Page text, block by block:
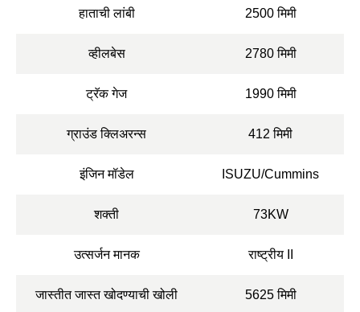
हाताची लांबी 2500 मिमी
व्हीलबेस 2780 मिमी
ट्रॅक गेज 1990 मिमी
ग्राउंड क्लिअरन्स 412 मिमी
इंजिन मॉडेल ISUZU/Cummins
शक्ती 73KW
उत्सर्जन मानक राष्ट्रीय II
जास्तीत जास्त खोदण्याची खोली 5625 मिमी